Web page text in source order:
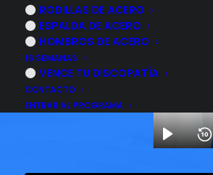
RODILLAS DE ACERO
ESPALDA DE ACERO
HOMBROS DE ACERO
16 SEMANAS
VENCE TU DISCOPATÍA
CONTACTO
ENTRAR AL PROGRAMA